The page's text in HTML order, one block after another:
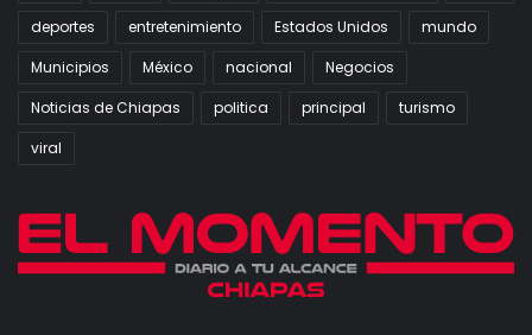
deportes
entretenimiento Estados Unidos
mundo
Municipios
México nacional
Negocios
Noticias de Chiapas
politica principal
turismo
viral